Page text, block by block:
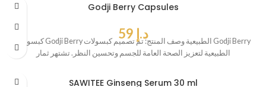
Godji Berry Capsules
د.إ
كبسولات Godji Berry الطبيعية وصف المنتج: تم تصميم كبسولات Godji Berry
الطبيعية لتعزيز الصحة العامة للجسم وتحسين النظر. تشتهر ثمار
SAWITEE Ginseng Serum 30 ml